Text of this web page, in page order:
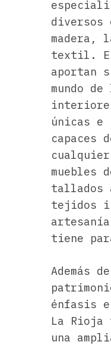
diversos
madera,
textil.
aportan
mundo
únicas
capaces
muebles
tallados
tejidos
tiene
Además
énfasis
La Rioja
una